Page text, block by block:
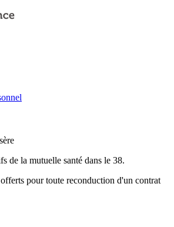
de la mutuelle santé dans le 38.
pour toute reconduction d'un contrat